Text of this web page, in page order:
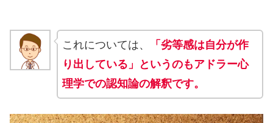
これについては、
「劣等感は自分が作
り出している」というのもアドラー心
理学での認知論の解釈です。